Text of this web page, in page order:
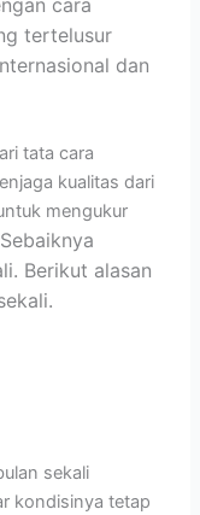
tertelusur
dan
tata cara
kualitas dari
mengukur
Sebaiknya
Berikut alasan
sekali
kondisinya tetap